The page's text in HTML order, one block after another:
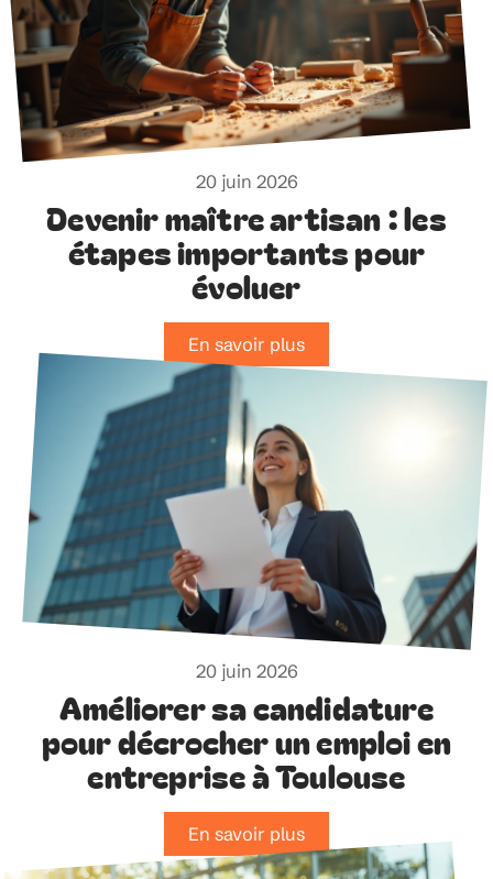
20 juin 2026
Devenir maître artisan : les
étapes importants pour
évoluer
En savoir plus
20 juin 2026
Améliorer sa candidature
pour décrocher un emploi en
entreprise à Toulouse
En savoir plus